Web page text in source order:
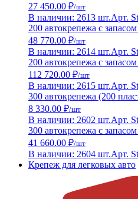
27 450.00 ₽/шт
В наличии: 2613 шт.Арт.
200 автокрепежа с
48 770.00 ₽/шт
В наличии: 2614 шт.Арт.
200 автокрепежа с
112 720.00 ₽/шт
В наличии: 2615 шт.Арт.
300 автокрепежа (200
8 330.00 ₽/шт
В наличии: 2602 шт.Арт.
300 автокрепежа с
41 660.00 ₽/шт
В наличии: 2604 шт.Арт.
Крепеж для легковых авто